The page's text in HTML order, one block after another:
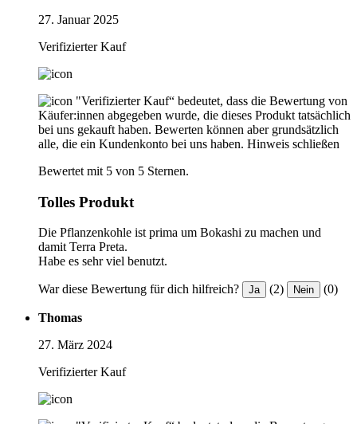
27. Januar 2025
Verifizierter Kauf
"Verifizierter Kauf“ bedeutet, dass die Bewertung von
Käufer:innen abgegeben wurde, die dieses Produkt tatsächlich
bei uns gekauft haben. Bewerten können aber grundsätzlich
alle, die ein Kundenkonto bei uns haben. Hinweis schließen
Bewertet mit 5 von 5 Sternen.
Tolles Produkt
Die Pflanzenkohle ist prima um Bokashi zu machen und
damit Terra Preta.
Habe es sehr viel benutzt.
War diese Bewertung für dich hilfreich? Ja (2) Nein (0)
Thomas
27. März 2024
Verifizierter Kauf